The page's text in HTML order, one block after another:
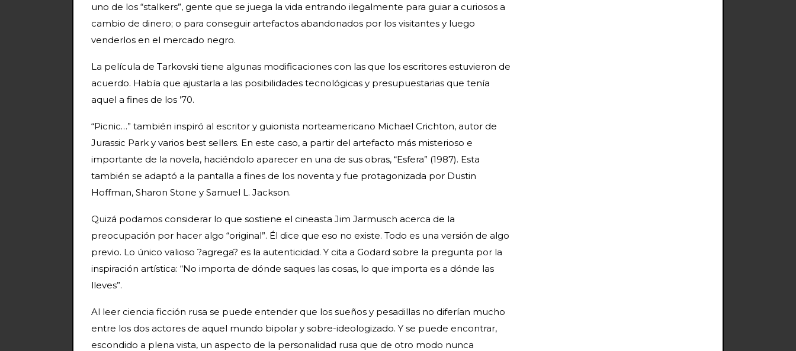
uno de los “stalkers”, gente que se juega la vida entrando ilegalmente para guiar a curiosos a
cambio de dinero; o para conseguir artefactos abandonados por los visitantes y luego
venderlos en el mercado negro.
La película de Tarkovski tiene algunas modificaciones con las que los escritores estuvieron de
acuerdo. Había que ajustarla a las posibilidades tecnológicas y presupuestarias que tenía
aquel a fines de los ’70.
“Picnic…” también inspiró al escritor y guionista norteamericano Michael Crichton, autor de
Jurassic Park y varios best sellers. En este caso, a partir del artefacto más misterioso e
importante de la novela, haciéndolo aparecer en una de sus obras, “Esfera” (1987). Esta
también se adaptó a la pantalla a fines de los noventa y fue protagonizada por Dustin
Hoffman, Sharon Stone y Samuel L. Jackson.
Quizá podamos considerar lo que sostiene el cineasta Jim Jarmusch acerca de la
preocupación por hacer algo “original”. Él dice que eso no existe. Todo es una versión de algo
previo. Lo único valioso ?agrega? es la autenticidad. Y cita a Godard sobre la pregunta por la
inspiración artística: “No importa de dónde saques las cosas, lo que importa es a dónde las
lleves”.
Al leer ciencia ficción rusa se puede entender que los sueños y pesadillas no diferían mucho
entre los dos actores de aquel mundo bipolar y sobre-ideologizado. Y se puede encontrar,
escondido a plena vista, un aspecto de la personalidad rusa que de otro modo nunca